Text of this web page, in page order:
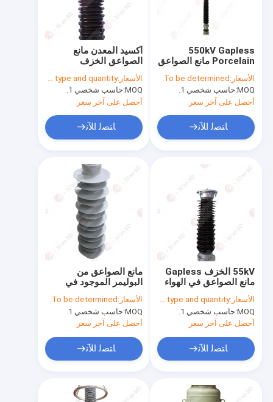
أكسيد المعدن مانع
الصواعق الخزف
Gapless 110kV
الأسعار:To be determined by type and quantity.
MOQ: حاسب شخصي 1.
أحصل على آخر سعر
ﺎﺘﺼﻟ ﺍﻶﻧ
550kV Gapless
Porcelain مانع الصواعق
من الصواعق للمحطة
الفرعية
الأسعار: To be determined.
MOQ: حاسب شخصي 1.
أحصل على آخر سعر
ﺎﺘﺼﻟ ﺍﻶﻧ
مانع الصواعق من
البوليمر الموجود في
الصواعق لتعويض التحويلة
110 كيلو فولت
الأسعار: To be determined.
MOQ: حاسب شخصي 1.
أحصل على آخر سعر
ﺎﺘﺼﻟ ﺍﻶﻧ
55kV الخزف Gapless
مانع الصواعق في الهواء
الطلق للسكك الحديدية
الأسعار:To be determined by type and quantity.
MOQ: حاسب شخصي 1.
أحصل على آخر سعر
ﺎﺘﺼﻟ ﺍﻶﻧ